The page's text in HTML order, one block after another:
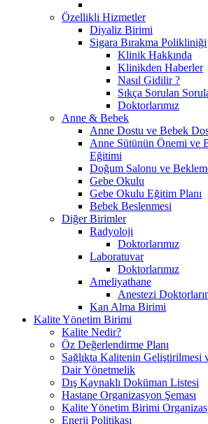
Özellikli Hizmetler
Diyaliz Birimi
Sigara Bırakma Polikliniği
Klinik Hakkında
Klinikden Haberler
Nasıl Gidilir ?
Sıkça Sorulan
Doktorlarımız
Anne & Bebek
Anne Dostu ve Bebek
Anne Sütünün Önemi ve
Eğitimi
Doğum Salonu ve
Gebe Okulu
Gebe Okulu Eğitim Planı
Bebek Beslenmesi
Diğer Birimler
Radyoloji
Doktorlarımız
Laboratuvar
Doktorlarımız
Ameliyathane
Anestezi
Kan Alma Birimi
Kalite Yönetim Birimi
Kalite Nedir?
Öz Değerlendirme Planı
Sağlıkta Kalitenin Geliştirilmesi
Dair Yönetmelik
Dış Kaynaklı Doküman Listesi
Hastane Organizasyon Şeması
Kalite Yönetim Birimi
Enerji Politikası